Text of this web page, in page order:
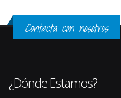
Contacta con nosotros
¿Dónde Estamos?